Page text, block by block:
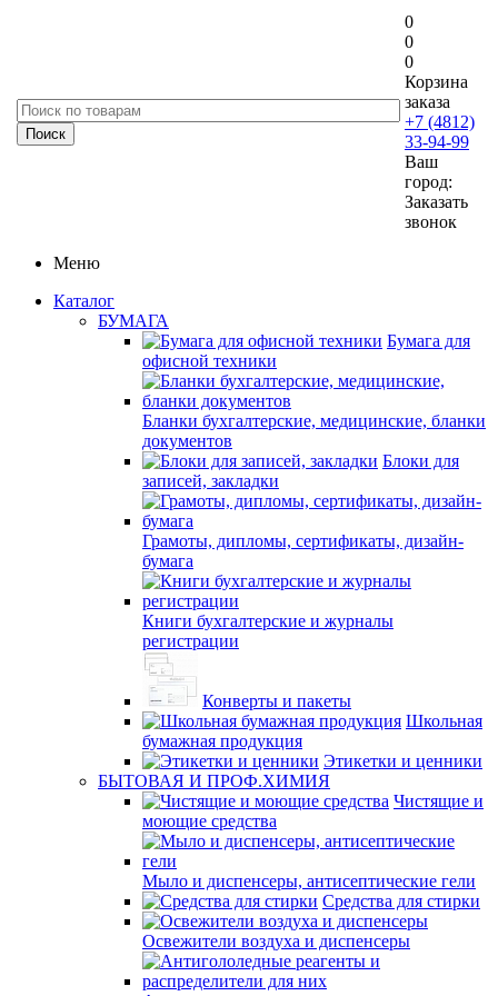
0
0
0
Корзина
заказа
+7 (4812)
33-94-99
Ваш
город:
Заказать
звонок
Меню
Каталог
БУМАГА
Бумага для
офисной техники
Бланки бухгалтерские, медицинские, бланки
документов
Блоки для
записей, закладки
Грамоты, дипломы, сертификаты, дизайн-
бумага
Книги бухгалтерские и журналы
регистрации
Конверты и пакеты
Школьная
бумажная продукция
Этикетки и ценники
БЫТОВАЯ И ПРОФ.ХИМИЯ
Чистящие и
моющие средства
Мыло и диспенсеры, антисептические гели
Средства для стирки
Освежители воздуха и диспенсеры